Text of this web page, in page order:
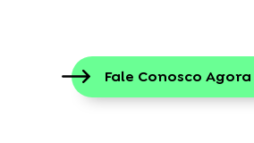
Fale Conosco